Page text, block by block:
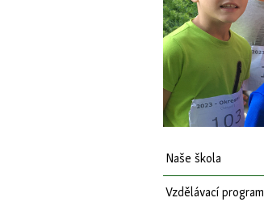
Naše škola
Vzdělávací program